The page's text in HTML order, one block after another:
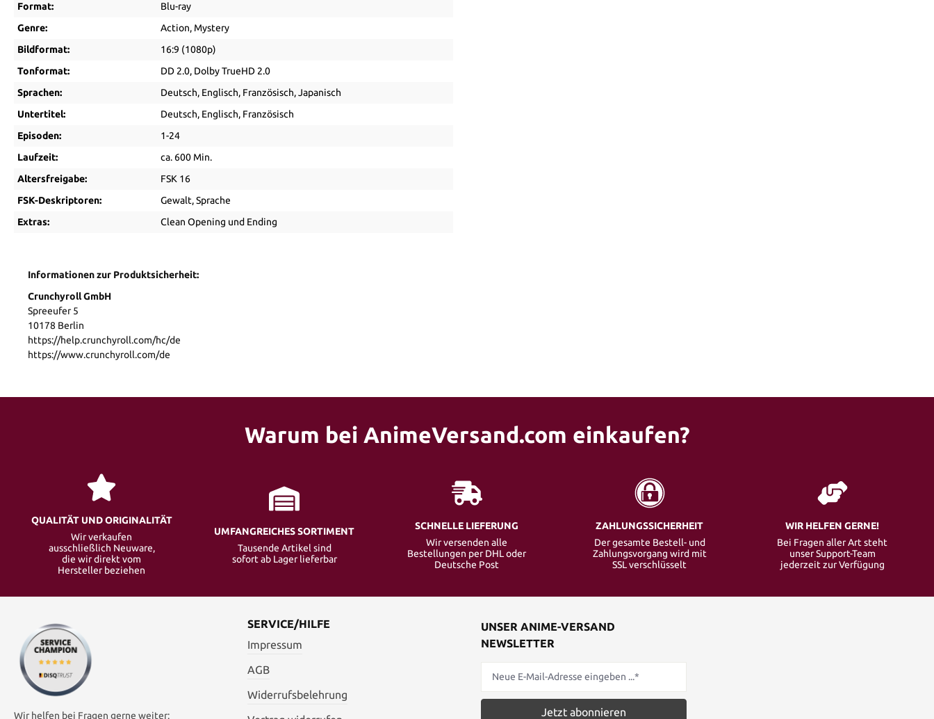
Format:
Blu-ray
Genre:
Action, Mystery
Bildformat:
16:9 (1080p)
Tonformat:
DD 2.0, Dolby TrueHD 2.0
Sprachen:
Deutsch, Englisch, Französisch, Japanisch
Untertitel:
Deutsch, Englisch, Französisch
Episoden:
1-24
Laufzeit:
ca. 600 Min.
Altersfreigabe:
FSK 16
FSK-Deskriptoren:
Gewalt, Sprache
Extras:
Clean Opening und Ending
Informationen zur Produktsicherheit:
Crunchyroll GmbH
Spreeufer 5
10178 Berlin
https://help.crunchyroll.com/hc/de
https://www.crunchyroll.com/de
Warum bei AnimeVersand.com einkaufen?
QUALITÄT UND ORIGINALITÄT
Wir verkaufen
ausschließlich Neuware,
die wir direkt vom
Hersteller beziehen
UMFANGREICHES SORTIMENT
Tausende Artikel sind
sofort ab Lager lieferbar
SCHNELLE LIEFERUNG
Wir versenden alle
Bestellungen per DHL oder
Deutsche Post
ZAHLUNGSSICHERHEIT
Der gesamte Bestell- und
Zahlungsvorgang wird mit
SSL verschlüsselt
WIR HELFEN GERNE!
Bei Fragen aller Art steht
unser Support-Team
jederzeit zur Verfügung
Wir helfen bei Fragen gerne weiter:
SERVICE/HILFE
Impressum
AGB
Widerrufsbelehrung
UNSER ANIME-VERSAND
NEWSLETTER
Jetzt abonnieren